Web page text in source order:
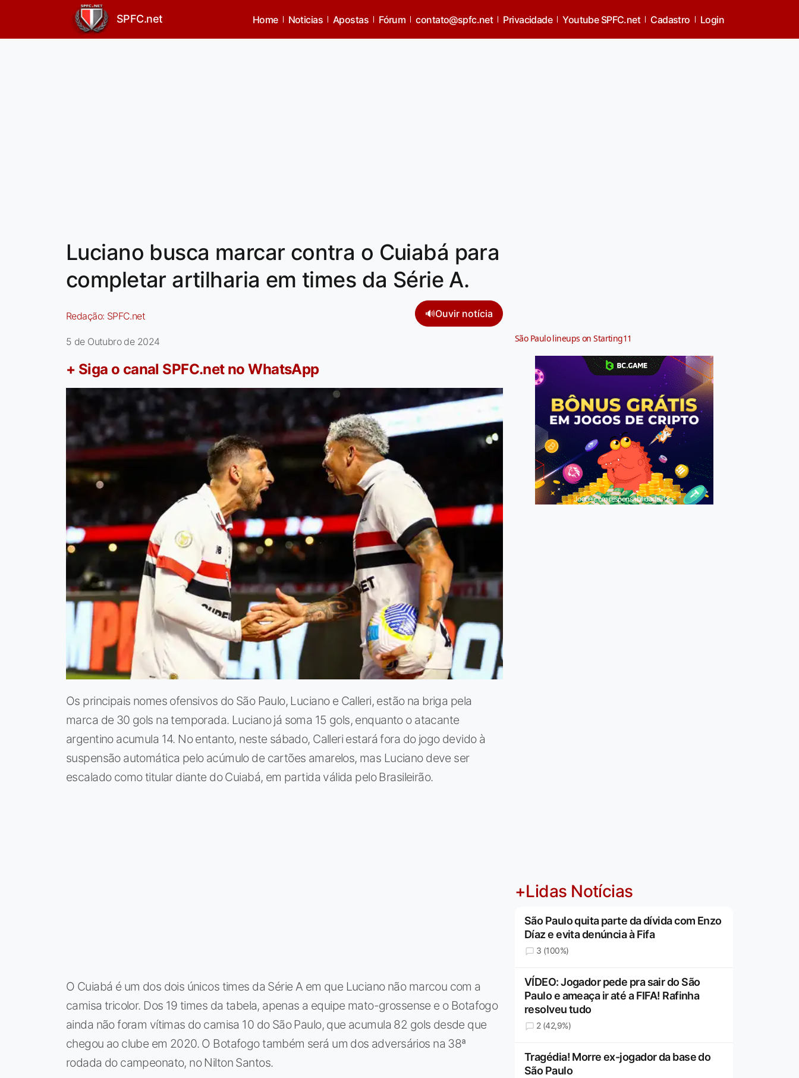
SPFC.net Home Noticias Apostas Fórum contato@spfc.net Privacidade Youtube SPFC.net Cadastro Login
Luciano busca marcar contra o Cuiabá para
completar artilharia em times da Série A.
Redação: SPFC.net 🔊Ouvir notícia
5 de Outubro de 2024
+ Siga o canal SPFC.net no WhatsApp
Os principais nomes ofensivos do São Paulo, Luciano e Calleri, estão na briga pela
marca de 30 gols na temporada. Luciano já soma 15 gols, enquanto o atacante
argentino acumula 14. No entanto, neste sábado, Calleri estará fora do jogo devido à
suspensão automática pelo acúmulo de cartões amarelos, mas Luciano deve ser
escalado como titular diante do Cuiabá, em partida válida pelo Brasileirão.
O Cuiabá é um dos dois únicos times da Série A em que Luciano não marcou com a
camisa tricolor. Dos 19 times da tabela, apenas a equipe mato-grossense e o Botafogo
ainda não foram vítimas do camisa 10 do São Paulo, que acumula 82 gols desde que
chegou ao clube em 2020. O Botafogo também será um dos adversários na 38ª
rodada do campeonato, no Nilton Santos.
São Paulo lineups on Starting11
Jogue com responsabilidade. 18+
+Lidas Notícias
São Paulo quita parte da dívida com Enzo
Díaz e evita denúncia à Fifa
3 (100%)
VÍDEO: Jogador pede pra sair do São
Paulo e ameaça ir até a FIFA! Rafinha
resolveu tudo
2 (42,9%)
Tragédia! Morre ex-jogador da base do
São Paulo